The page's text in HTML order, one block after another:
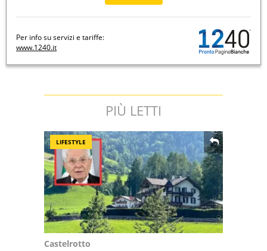
Per info su servizi e tariffe:
www.1240.it
PIÙ LETTI
LIFESTYLE
Castelrotto